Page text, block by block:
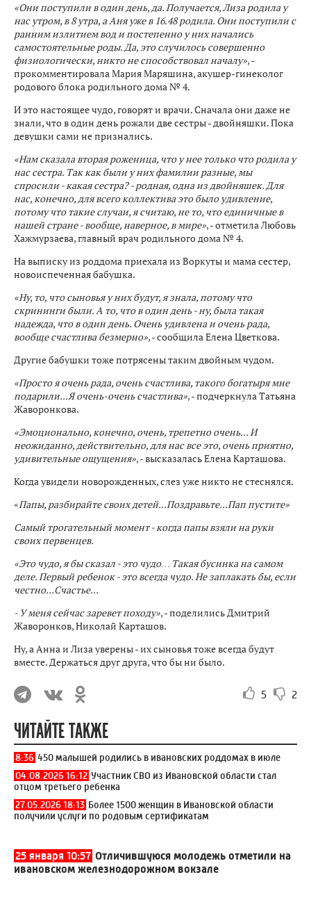
«Они поступили в один день, да. Получается, Лиза родила у
нас утром, в 8 утра, а Аня уже в 16.48 родила. Они поступили с
ранним излитием вод и постепенно у них начались
самостоятельные роды. Да, это случилось совершенно
физиологически, никто не способствовал началу», -
прокомментировала Мария Маряшина, акушер-гинеколог
родового блока родильного дома № 4.
И это настоящее чудо, говорят и врачи. Сначала они даже не
знали, что в один день рожали две сестры - двойняшки. Пока
девушки сами не признались.
«Нам сказала вторая роженица, что у нее только что родила у
нас сестра. Так как были у них фамилии разные, мы
спросили - какая сестра? - родная, одна из двойняшек. Для
нас, конечно, для всего коллектива это было удивление,
потому что такие случаи, я считаю, не то, что единичные в
нашей стране - вообще, наверное, в мире», - отметила Любовь
Хажмурзаева, главный врач родильного дома № 4.
На выписку из роддома приехала из Воркуты и мама сестер,
новоиспеченная бабушка.
«Ну, то, что сыновья у них будут, я знала, потому что
скрининги были. А то, что в один день - ну, была такая
надежда, что в один день. Очень удивлена и очень рада,
вообще счастлива безмерно», - сообщила Елена Цветкова.
Другие бабушки тоже потрясены таким двойным чудом.
«Просто я очень рада, очень счастлива, такого богатыря мне
подарили...Я очень-очень счастлива», - подчеркнула Татьяна
Жаворонкова.
«Эмоционально, конечно, очень, трепетно очень... И
неожиданно, действительно, для нас все это, очень приятно,
удивительные ощущения», - высказалась Елена Карташова.
Когда увидели новорожденных, слез уже никто не стеснялся.
«Папы, разбирайте своих детей...Поздравьте...Пап пустите»
Самый трогательный момент - когда папы взяли на руки
своих первенцев.
«Это чудо, я бы сказал - это чудо… Такая бусинка на самом
деле. Первый ребенок - это всегда чудо. Не заплакать бы, если
честно...Счастье...
- У меня сейчас заревет походу», - поделились Дмитрий
Жаворонков, Николай Карташов.
Ну, а Анна и Лиза уверены - их сыновья тоже всегда будут
вместе. Держаться друг друга, что бы ни было.
5 2
ЧИТАЙТЕ ТАКЖЕ
8:36 450 малышей родились в ивановских роддомах в июле
04.08.2026 16:12 Участник СВО из Ивановской области стал
отцом третьего ребенка
27.05.2026 18:13 Более 1500 женщин в Ивановской области
получили услуги по родовым сертификатам
25 января 10:57 Отличившуюся молодежь отметили на
ивановском железнодорожном вокзале